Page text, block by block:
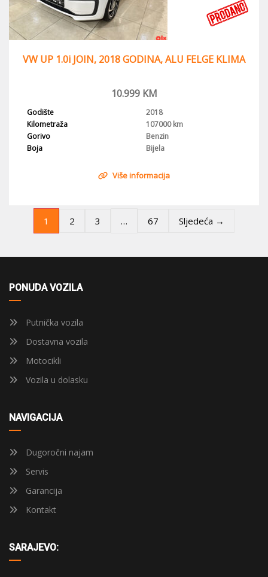
VW UP 1.0i JOIN, 2018 GODINA, ALU FELGE KLIMA
10.999KM
Godište
2018
Kilometraža
107000 km
Gorivo
Benzin
Boja
Bijela
Više informacija
1 2 3 … 67 Sljedeća →
PONUDA VOZILA
Putnička vozila
Dostavna vozila
Motocikli
Vozila u dolasku
NAVIGACIJA
Dugoročni najam
Servis
Garancija
Kontakt
SARAJEVO: